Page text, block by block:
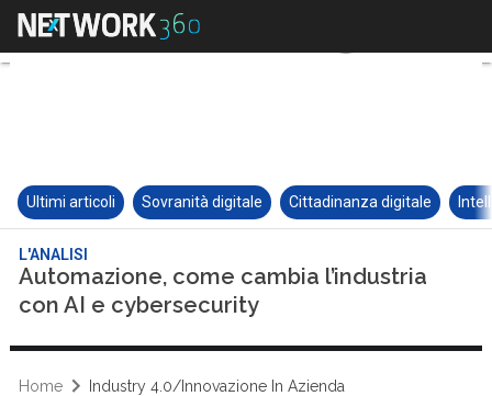
Ultimi articoli Sovranità digitale Cittadinanza digitale
L'ANALISI
Automazione, come cambia l’industria
con AI e cybersecurity
Home Industry 4.0/Innovazione In Azienda